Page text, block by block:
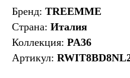
Бренд: TREEMME
Страна: Италия
Коллекция: PA36
Артикул: